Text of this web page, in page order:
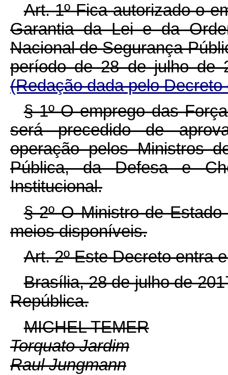
Art. 1º Fica autorizado o
Garantia da Lei e da
Nacional de Segurança
período de 28 de julho de
(Redação dada pelo Decreto
§ 1º O emprego das
será precedido de
operação pelos Ministros
Pública, da Defesa e
Institucional.
§ 2º O Ministro de
meios disponíveis.
Art. 2º Este Decreto entra
Brasília, 28 de julho de
República.
MICHEL TEMER
Torquato Jardim
Raul Jungmann